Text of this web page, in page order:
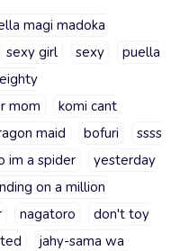
magi madoka
sexy girl sexy
puella
eighty
mom
komi cant
maid bofuri
ssss
im a spider
yesterday
on a million
nagatoro
don't toy
jahy-sama wa